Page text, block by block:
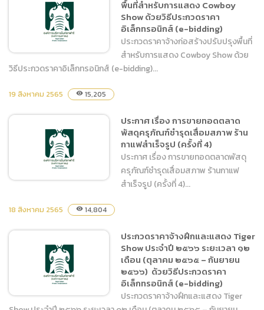
ทัศน์เชียงใหม่ไนท์ซาฟารี โดย
วิธีประกาศเชิญชวนทั่วไป
ประกวดราคาจ้างก่อสร้าง
แสดง Cowboy Show ด้วย
วิธีประกวดราคา
อิเล็กทรอนิกส์ (e-bidding)
พื้นที่สำหรับการแสดง Cowboy
Show ด้วยวิธีประกวดราคา
อิเล็กทรอนิกส์ (e-bidding)
ประกวดราคาจ้างก่อสร้างปรับปรุงพื้นที่
สำหรับการแสดง Cowboy Show ด้วย
วิธีประกวดราคาอิเล็กทรอนิกส์ (e-bidding)...
19 สิงหาคม 2565 visibility 15,205
ตลาดพัสดุครุภัณฑ์ชำรุดเสื่อม
สภาพ ร้านกาแฟสำเร็จรูป
ประกาศ เรื่อง การขายทอดตลาด
พัสดุครุภัณฑ์ชำรุดเสื่อมสภาพ ร้าน
กาแฟสำเร็จรูป (ครั้งที่ 4)
ประกาศ เรื่อง การขายทอดตลาดพัสดุ
ครุภัณฑ์ชำรุดเสื่อมสภาพ ร้านกาแฟ
สำเร็จรูป (ครั้งที่ 4)...
18 สิงหาคม 2565 visibility 14,804
ประกวดราคาจ้างฝึกและแสดง Tiger
Show ประจำปี ๒๕๖๖ ระยะเวลา ๑๒
เดือน (ตุลาคม ๒๕๖๕ – กันยายน
๒๕๖๖) ด้วยวิธีประกวดราคา
อิเล็กทรอนิกส์ (e-bidding)
ประกวดราคาจ้างฝึกและแสดง Tiger